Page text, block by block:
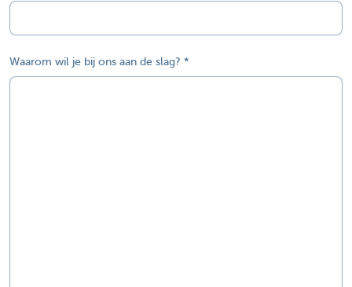
Waarom wil je bij ons aan de slag?